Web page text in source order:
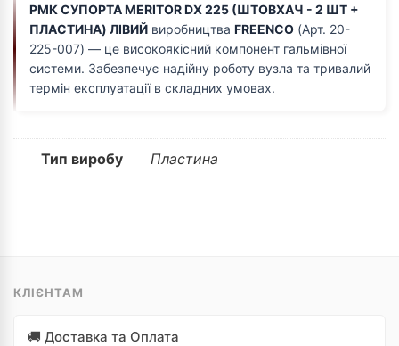
РМК СУПОРТА MERITOR DX 225 (ШТОВХАЧ - 2 ШТ +
ПЛАСТИНА) ЛІВИЙ виробництва FREENCO (Арт. 20-
225-007) — це високоякісний компонент гальмівної
системи. Забезпечує надійну роботу вузла та тривалий
термін експлуатації в складних умовах.
Тип виробу Пластина
КЛІЄНТАМ
🚚 Доставка та Оплата